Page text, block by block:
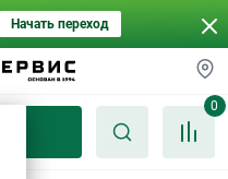
Начать переход
0